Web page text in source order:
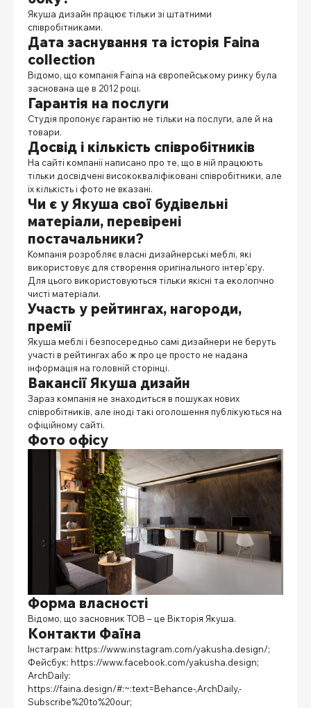
Якуша дизайн працює тільки зі штатними
співробітниками.
Дата заснування та історія Faina
collection
Відомо, що компанія Faina на європейському ринку була
заснована ще в 2012 році.
Гарантія на послуги
Студія пропонує гарантію не тільки на послуги, але й на
товари.
Досвід і кількість співробітників
На сайті компанії написано про те, що в ній працюють
тільки досвідчені висококваліфіковані співробітники, але
їх кількість і фото не вказані.
Чи є у Якуша свої будівельні
матеріали, перевірені
постачальники?
Компанія розробляє власні дизайнерські меблі, які
використовує для створення оригінального інтер’єру.
Для цього використовуються тільки якісні та екологічно
чисті матеріали.
Участь у рейтингах, нагороди,
премії
Якуша меблі і безпосередньо самі дизайнери не беруть
участі в рейтингах або ж про це просто не надана
інформація на головній сторінці.
Вакансії Якуша дизайн
Зараз компанія не знаходиться в пошуках нових
співробітників, але іноді такі оголошення публікуються на
офіційному сайті.
Фото офісу
Форма власності
Відомо, що засновник ТОВ – це Вікторія Якуша.
Контакти Фаїна
Інстаграм: https://www.instagram.com/yakusha.design/;
Фейсбук: https://www.facebook.com/yakusha.design;
ArchDaily:
https://faina.design/#:~:text=Behance-,ArchDaily,-
Subscribe%20to%20our;